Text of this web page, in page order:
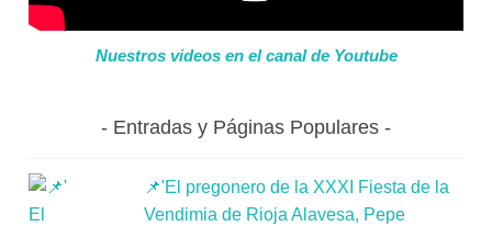
Nuestros videos en el canal de Youtube
Entradas y Páginas Populares
📌'El pregonero de la XXXI Fiesta de la
Vendimia de Rioja Alavesa, Pepe